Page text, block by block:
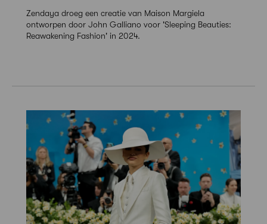
Zendaya droeg een creatie van Maison Margiela
ontworpen door John Galliano voor 'Sleeping Beauties:
Reawakening Fashion' in 2024.